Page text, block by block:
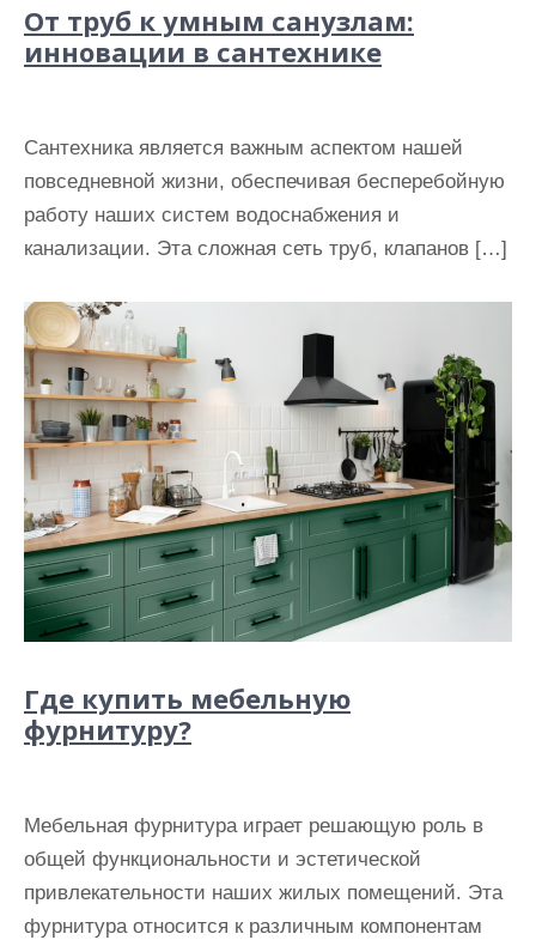
От труб к умным санузлам:
инновации в сантехнике
Сантехника является важным аспектом нашей
повседневной жизни, обеспечивая бесперебойную
работу наших систем водоснабжения и
канализации. Эта сложная сеть труб, клапанов […]
Где купить мебельную
фурнитуру?
Мебельная фурнитура играет решающую роль в
общей функциональности и эстетической
привлекательности наших жилых помещений. Эта
фурнитура относится к различным компонентам